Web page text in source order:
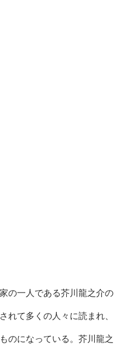
一人である芥川龍之介の
れて多くの人々に読まれ、
のになっている。芥川龍之